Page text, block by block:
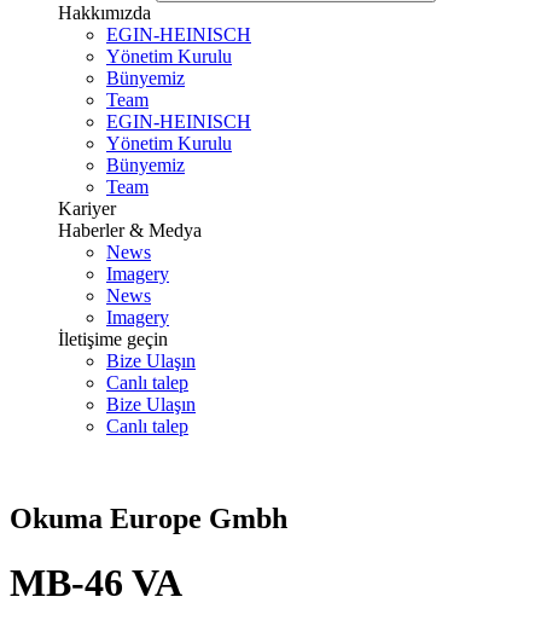
Hakkımızda
EGIN-HEINISCH
Yönetim Kurulu
Bünyemiz
Team
EGIN-HEINISCH
Yönetim Kurulu
Bünyemiz
Team
Kariyer
Haberler & Medya
News
Imagery
News
Imagery
İletişime geçin
Bize Ulaşın
Canlı talep
Bize Ulaşın
Canlı talep
Okuma Europe Gmbh
MB-46 VA